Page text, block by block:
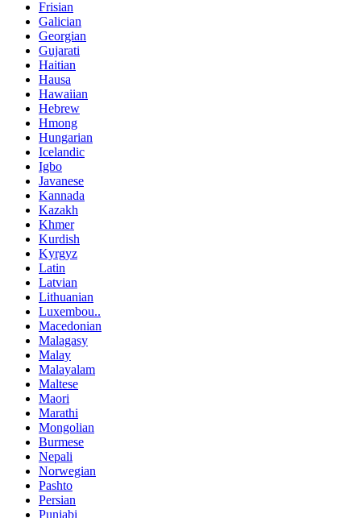
Frisian
Galician
Georgian
Gujarati
Haitian
Hausa
Hawaiian
Hebrew
Hmong
Hungarian
Icelandic
Igbo
Javanese
Kannada
Kazakh
Khmer
Kurdish
Kyrgyz
Latin
Latvian
Lithuanian
Luxembou..
Macedonian
Malagasy
Malay
Malayalam
Maltese
Maori
Marathi
Mongolian
Burmese
Nepali
Norwegian
Pashto
Persian
Punjabi